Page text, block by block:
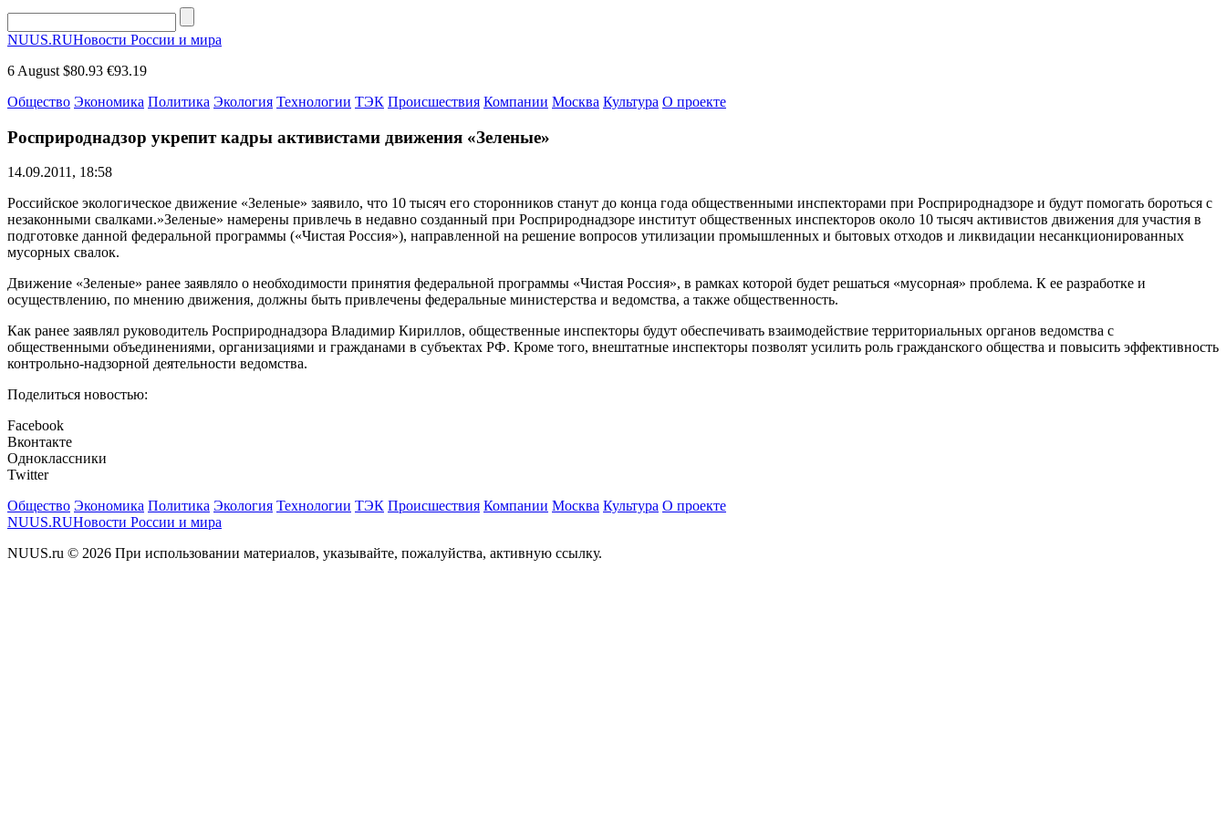
NUUS.RUНовости России и мира
6 August $80.93 €93.19
Общество Экономика Политика Экология Технологии ТЭК Происшествия Компании Москва Культура О проекте
Росприроднадзор укрепит кадры активистами движения «Зеленые»
14.09.2011, 18:58
Российское экологическое движение «Зеленые» заявило, что 10 тысяч его сторонников станут до конца года общественными инспекторами при Росприроднадзоре и будут помогать бороться с
незаконными свалками.»Зеленые» намерены привлечь в недавно созданный при Росприроднадзоре институт общественных инспекторов около 10 тысяч активистов движения для участия в
подготовке данной федеральной программы («Чистая Россия»), направленной на решение вопросов утилизации промышленных и бытовых отходов и ликвидации несанкционированных
мусорных свалок.
Движение «Зеленые» ранее заявляло о необходимости принятия федеральной программы «Чистая Россия», в рамках которой будет решаться «мусорная» проблема. К ее разработке и
осуществлению, по мнению движения, должны быть привлечены федеральные министерства и ведомства, а также общественность.
Как ранее заявлял руководитель Росприроднадзора Владимир Кириллов, общественные инспекторы будут обеспечивать взаимодействие территориальных органов ведомства с
общественными объединениями, организациями и гражданами в субъектах РФ. Кроме того, внештатные инспекторы позволят усилить роль гражданского общества и повысить эффективность
контрольно-надзорной деятельности ведомства.
Поделиться новостью:
Facebook
Вконтакте
Одноклассники
Twitter
Общество Экономика Политика Экология Технологии ТЭК Происшествия Компании Москва Культура О проекте
NUUS.RUНовости России и мира
NUUS.ru © 2026 При использовании материалов, указывайте, пожалуйства, активную ссылку.